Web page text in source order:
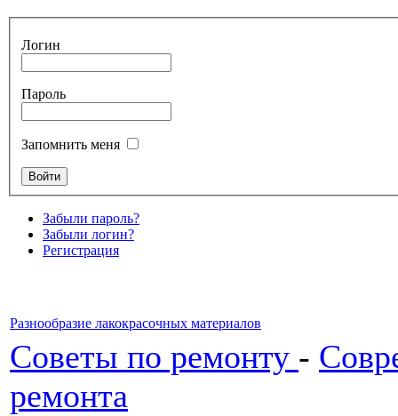
Логин
Пароль
Запомнить меня
Забыли пароль?
Забыли логин?
Регистрация
Разнообразие лакокрасочных материалов
Советы по ремонту -
ремонта